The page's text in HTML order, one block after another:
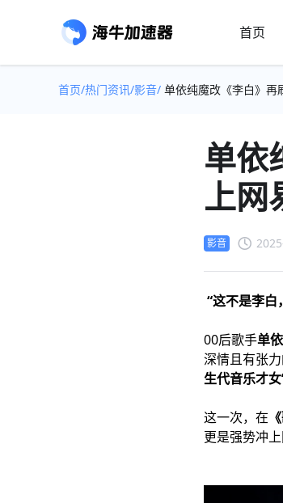
首页
首页/热门资讯/影音/ 单依纯魔改《李白》再
单依
上网
影音
“这不是李白
00后歌手单
深情且有张
生代音乐才女
这一次，在
更是强势冲